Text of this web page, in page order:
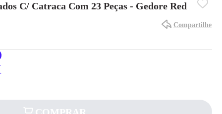
C/ Catraca Com 23 Peças - Gedore Red
Compartilhe